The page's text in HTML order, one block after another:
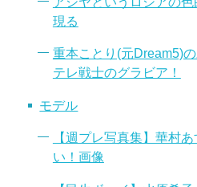
現る
重本ことり(元Dream5)
テレ戦士のグラビア！
モデル
【週プレ写真集】華村
い！画像